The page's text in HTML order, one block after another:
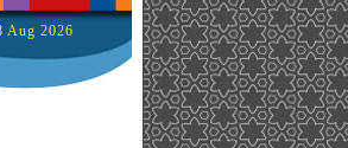
Aug 2026